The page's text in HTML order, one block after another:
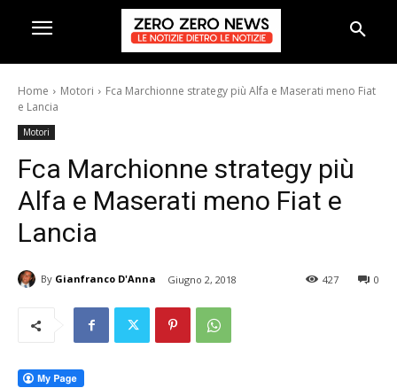
Home Motori
Fca Marchionne strategy più Alfa e Maserati meno Fiat
e Lancia
Motori
Fca Marchionne strategy più
Alfa e Maserati meno Fiat e
Lancia
By Gianfranco D'Anna Giugno 2, 2018 0
427